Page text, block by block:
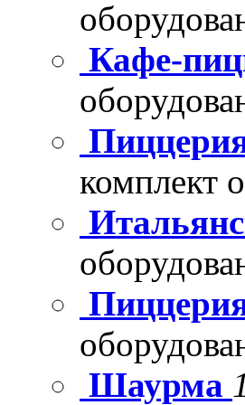
Кафе-
комплект
Шаурма